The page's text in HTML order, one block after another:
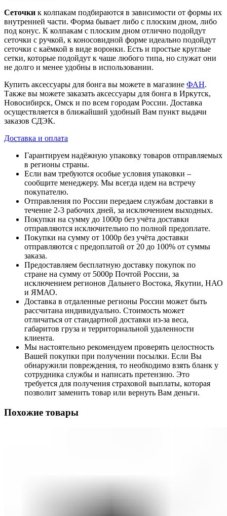
Сеточки к колпакам подбираются в зависимости от формы их
внутренней части. Форма бывает либо с плоским дном, либо
под конус. К колпакам с плоским дном отлично подойдут
сеточки с ручкой, к коносовидной форме идеально подойдут
сеточки с каёмкой в виде воронки. Есть и простые круглые
сетки, которые подойдут к чаше любого типа, но служат они
не долго и менее удобны в использовании.
Купить аксессуары для бонга вы можете в магазине ФАН.
Также вы можете заказать аксессуары для бонга в Иркутск,
Новосибирск, Омск и по всем городам России. Доставка
осуществляется в ближайший удобный Вам пункт выдачи
заказов СДЭК.
Доставка и оплата
Гарантируем надёжную упаковку товаров отправляемых
в регионы страны.
Если вам требуются особые условия упаковки –
сообщите менеджеру. Мы всегда идем на встречу
покупателю.
Отправления по России передаем службам доставки в
течение 2-3 рабочих дней, за исключением выходных.
Покупки на сумму до 1000р без учёта доставки
отправляются исключительно по полной предоплате.
Покупки на сумму от 1000р без учёта доставки
отправляются с предоплатой от 20 до 100% от суммы
заказа.
Предоставляем бесплатную доставку покупок по
стране на сумму от 5000р Почтой России, за
исключением регионов Дальнего Востока, Якутии, НАО
и ЯМАО.
Доставка в отдаленные регионы России может быть
рассчитана индивидуально. Стоимость может
отличаться от стандартной доставки из-за веса,
габаритов груза и территориальной удаленности
клиента.
Мы настоятельно рекомендуем проверять целостность
Вашей покупки при получении посылки. Если Вы
обнаружили повреждения, то необходимо взять бланк у
сотрудника службы и написать претензию. Это
требуется для получения страховой выплаты, которая
позволит заменить товар или вернуть Вам деньги.
Похожие товары